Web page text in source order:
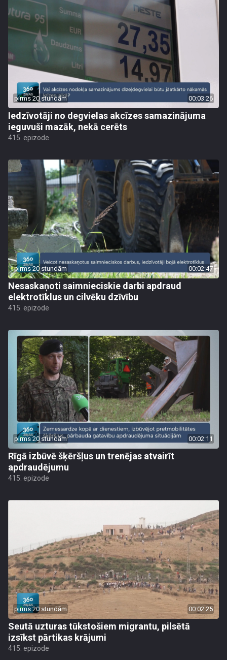
pirms 20 stundām 00:03:26
Iedzīvotāji no degvielas akcīzes samazinājuma
ieguvuši mazāk, nekā cerēts
415. epizode
pirms 20 stundām 00:02:47
Nesaskaņoti saimnieciskie darbi apdraud
elektrotīklus un cilvēku dzīvību
415. epizode
pirms 20 stundām 00:02:11
Rīgā izbūvē šķēršļus un trenējas atvairīt
apdraudējumu
415. epizode
pirms 20 stundām 00:02:25
Seutā uzturas tūkstošiem migrantu, pilsētā
izsīkst pārtikas krājumi
415. epizode